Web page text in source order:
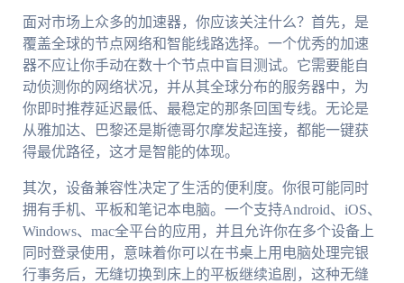
面对市场上众多的加速器，你应该关注什么？首先，是
覆盖全球的节点网络和智能线路选择。一个优秀的加速
器不应让你手动在数十个节点中盲目测试。它需要能自
动侦测你的网络状况，并从其全球分布的服务器中，为
你即时推荐延迟最低、最稳定的那条回国专线。无论是
从雅加达、巴黎还是斯德哥尔摩发起连接，都能一键获
得最优路径，这才是智能的体现。
其次，设备兼容性决定了生活的便利度。你很可能同时
拥有手机、平板和笔记本电脑。一个支持Android、iOS、
Windows、mac全平台的应用，并且允许你在多个设备上
同时登录使用，意味着你可以在书桌上用电脑处理完银
行事务后，无缝切换到床上的平板继续追剧，这种无缝